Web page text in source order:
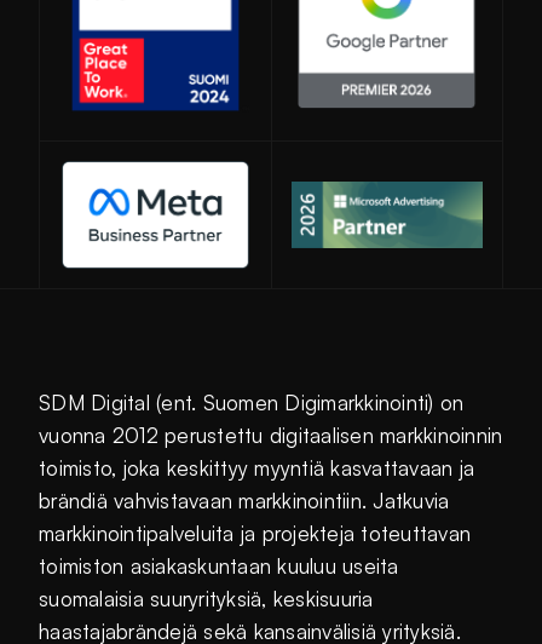
Avautuu uuteen ikkunaan
SDM Digital (ent. Suomen Digimarkkinointi) on
vuonna 2012 perustettu digitaalisen markkinoinnin
toimisto, joka keskittyy myyntiä kasvattavaan ja
brändiä vahvistavaan markkinointiin. Jatkuvia
markkinointipalveluita ja projekteja toteuttavan
toimiston asiakaskuntaan kuuluu useita
suomalaisia suuryrityksiä, keskisuuria
haastajabrändejä sekä kansainvälisiä yrityksiä.